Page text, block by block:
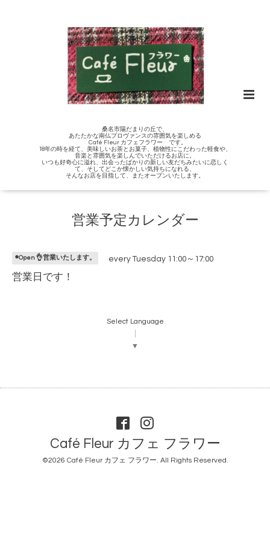
桑名市陽だまりの丘で、
あたたかな南仏プロヴァンスの雰囲気を楽しめる
Café Fleur カフェフラワー です。
18年の時を経て、美味しいお茶とお菓子、植物性にこだわった軽食や、
音楽と雰囲気を楽しんでいただけるお店に。
いつも好奇心に溢れ、出会ったばかりの新しい友だちみたいに恋しく
て、そしてどこか懐かしい気持ちになれる、
そんなお店を目指して、またオープンいたします。
営業予定カレンダー
◉Open 👌営業いたします。 every Tuesday 11:00～17:00
営業日です！
Select Language
▼
Café Fleur カフェ フラワー
©2026 Café Fleur カフェ フラワー. All Rights Reserved.